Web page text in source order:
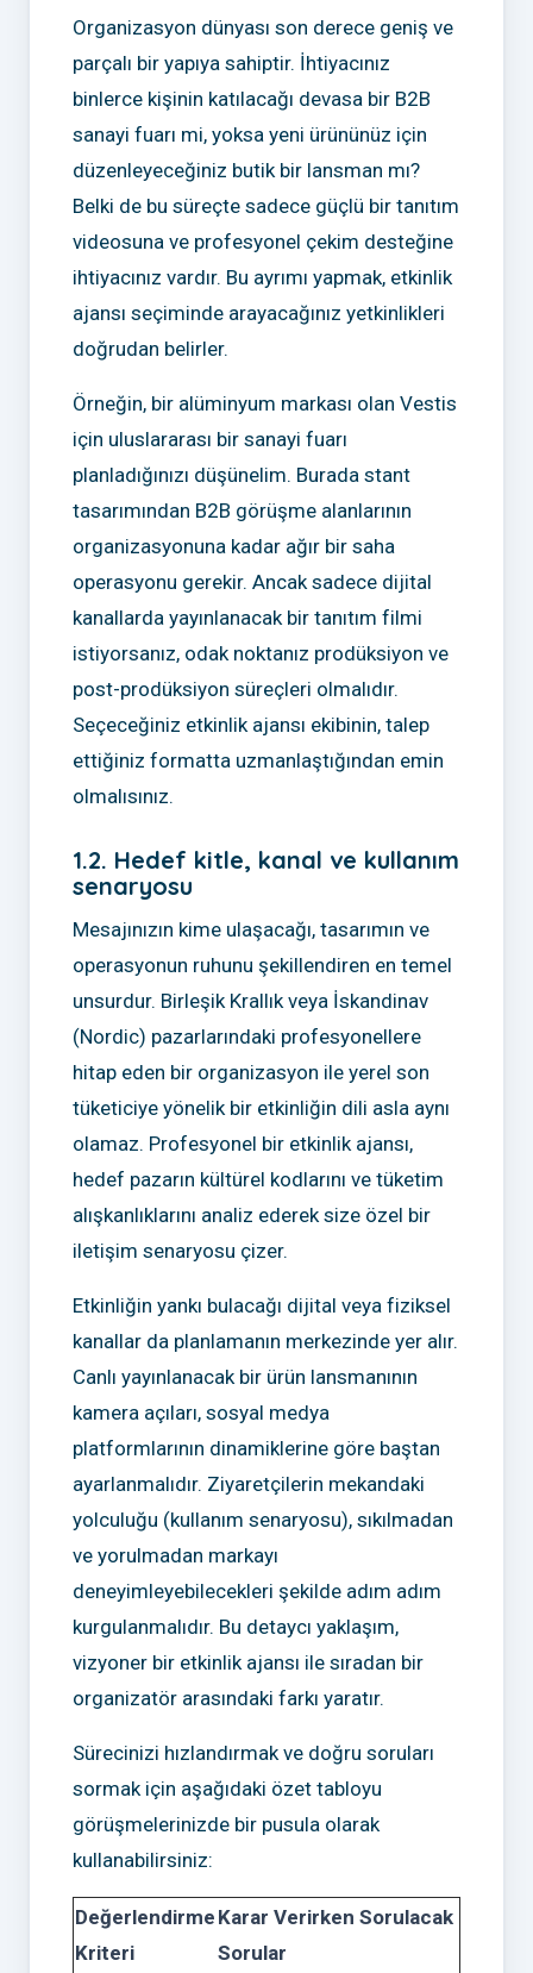
Organizasyon dünyası son derece geniş ve
parçalı bir yapıya sahiptir. İhtiyacınız
binlerce kişinin katılacağı devasa bir B2B
sanayi fuarı mi, yoksa yeni ürününüz için
düzenleyeceğiniz butik bir lansman mı?
Belki de bu süreçte sadece güçlü bir tanıtım
videosuna ve profesyonel çekim desteğine
ihtiyacınız vardır. Bu ayrımı yapmak, etkinlik
ajansı seçiminde arayacağınız yetkinlikleri
doğrudan belirler.
Örneğin, bir alüminyum markası olan Vestis
için uluslararası bir sanayi fuarı
planladığınızı düşünelim. Burada stant
tasarımından B2B görüşme alanlarının
organizasyonuna kadar ağır bir saha
operasyonu gerekir. Ancak sadece dijital
kanallarda yayınlanacak bir tanıtım filmi
istiyorsanız, odak noktanız prodüksiyon ve
post-prodüksiyon süreçleri olmalıdır.
Seçeceğiniz etkinlik ajansı ekibinin, talep
ettiğiniz formatta uzmanlaştığından emin
olmalısınız.
1.2. Hedef kitle, kanal ve kullanım
senaryosu
Mesajınızın kime ulaşacağı, tasarımın ve
operasyonun ruhunu şekillendiren en temel
unsurdur. Birleşik Krallık veya İskandinav
(Nordic) pazarlarındaki profesyonellere
hitap eden bir organizasyon ile yerel son
tüketiciye yönelik bir etkinliğin dili asla aynı
olamaz. Profesyonel bir etkinlik ajansı,
hedef pazarın kültürel kodlarını ve tüketim
alışkanlıklarını analiz ederek size özel bir
iletişim senaryosu çizer.
Etkinliğin yankı bulacağı dijital veya fiziksel
kanallar da planlamanın merkezinde yer alır.
Canlı yayınlanacak bir ürün lansmanının
kamera açıları, sosyal medya
platformlarının dinamiklerine göre baştan
ayarlanmalıdır. Ziyaretçilerin mekandaki
yolculuğu (kullanım senaryosu), sıkılmadan
ve yorulmadan markayı
deneyimleyebilecekleri şekilde adım adım
kurgulanmalıdır. Bu detaycı yaklaşım,
vizyoner bir etkinlik ajansı ile sıradan bir
organizatör arasındaki farkı yaratır.
Sürecinizi hızlandırmak ve doğru soruları
sormak için aşağıdaki özet tabloyu
görüşmelerinizde bir pusula olarak
kullanabilirsiniz:
Değerlendirme
Kriteri
Karar Verirken Sorulacak
Sorular